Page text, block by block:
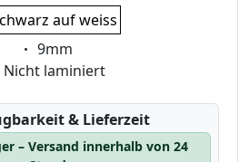
auf weiss
Eigenschaft:
9mm
Nicht laminiert
& Lieferzeit
– Versand innerhalb von 24